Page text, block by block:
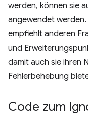
werden, können sie
angewendet werden.
empfiehlt anderen
und
damit auch sie ihren
Fehlerbehebung
Code zum